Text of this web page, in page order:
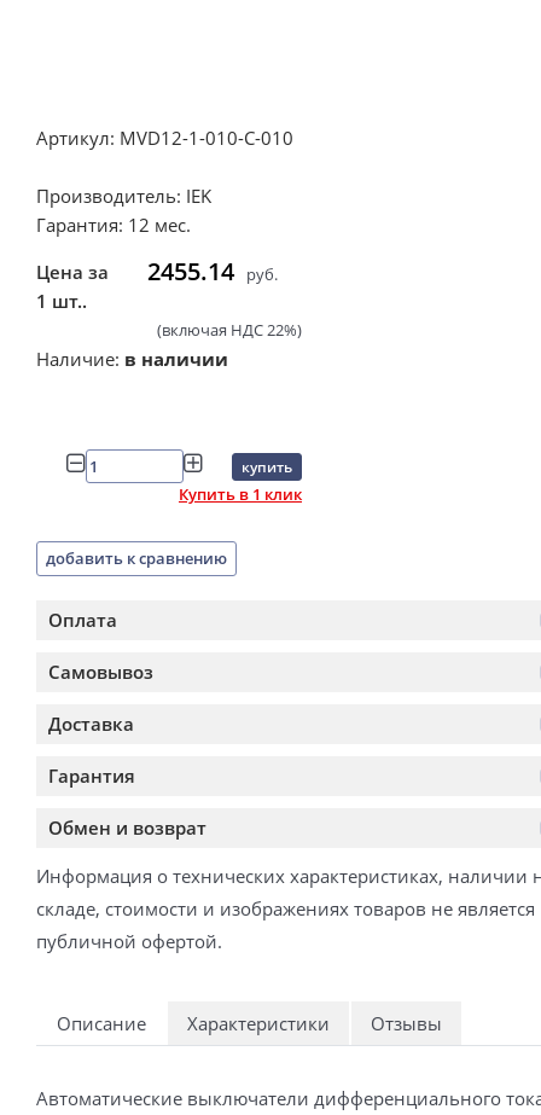
Артикул: MVD12-1-010-C-010
Производитель: IEK
Гарантия: 12 мес.
Цена за
1 шт..
2455.14 руб.
(включая НДС 22%)
Наличие: в наличии
купить
Купить в 1 клик
добавить к сравнению
Оплата
Самовывоз
Доставка
Гарантия
Обмен и возврат
Информация о технических характеристиках, наличии
складе, стоимости и изображениях товаров не является
публичной офертой.
Описание Характеристики Отзывы
Автоматические выключатели дифференциального